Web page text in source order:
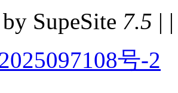
SupeSite 7.5 | |
号-2